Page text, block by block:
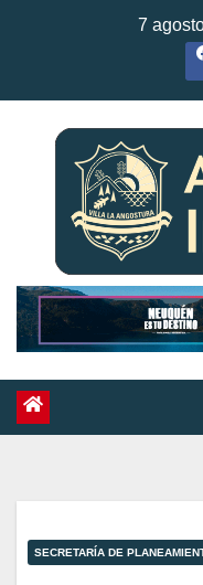
7
SECRETARÍA DE